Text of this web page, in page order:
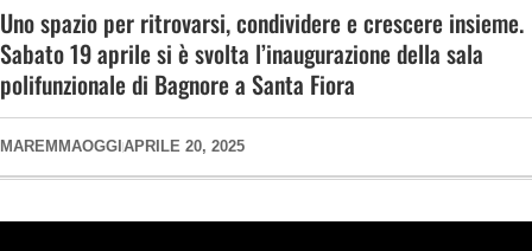
Uno spazio per ritrovarsi, condividere e crescere insieme.
Sabato 19 aprile si è svolta l’inaugurazione della sala
polifunzionale di Bagnore a Santa Fiora
MAREMMAOGGI APRILE 20, 2025